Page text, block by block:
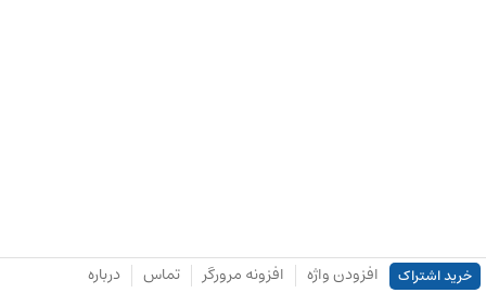
خرید اشتراک افزودن واژه افزونه مرورگر تماس درباره